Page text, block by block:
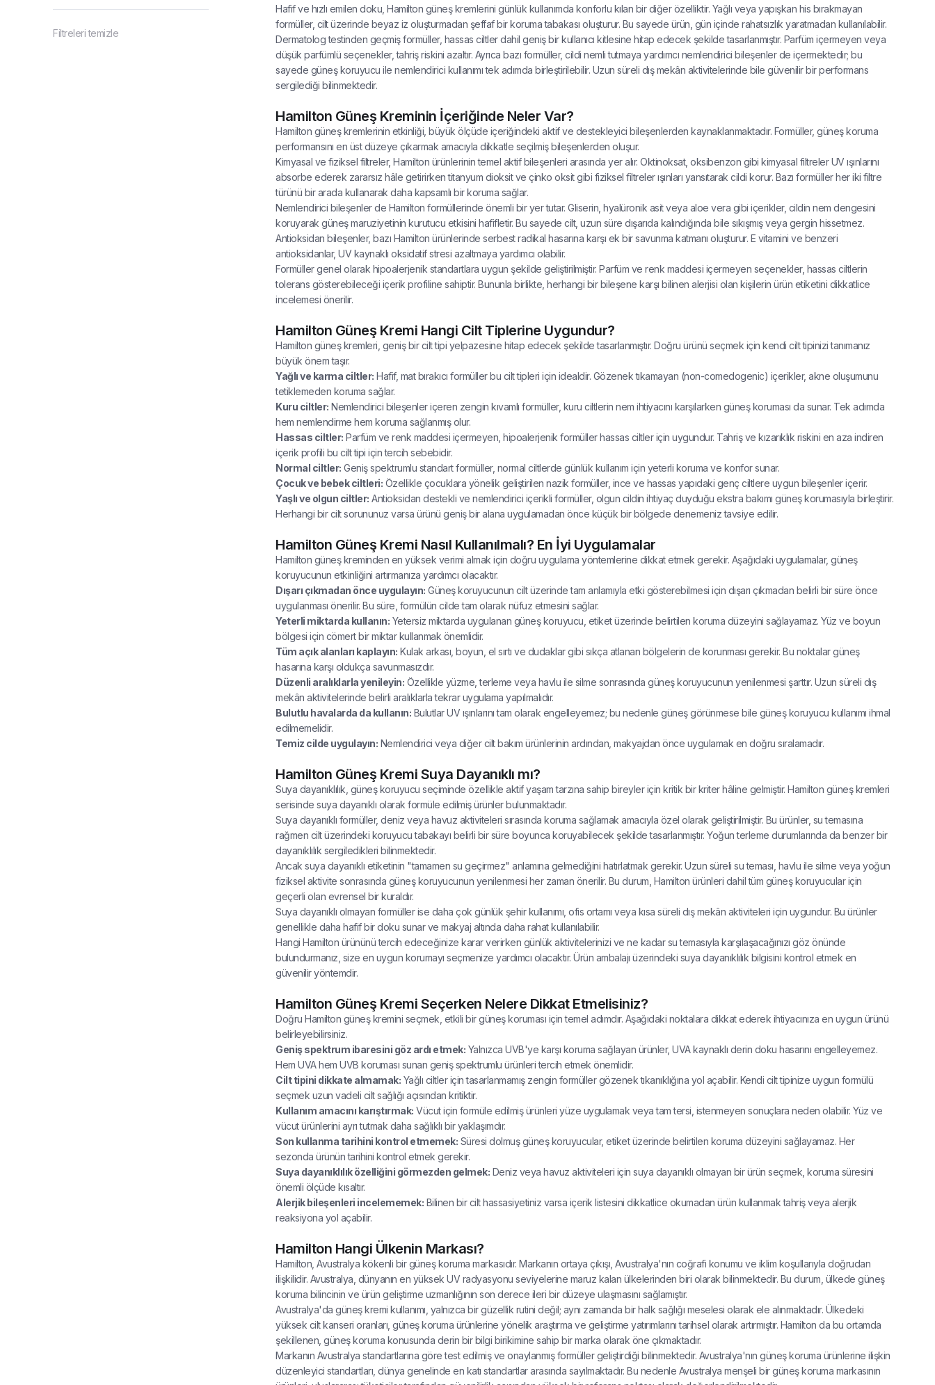
Filtreleri temizle
Hafif ve hızlı emilen doku, Hamilton güneş kremlerini günlük kullanımda konforlu kılan bir diğer özelliktir. Yağlı veya yapışkan his bırakmayan
formüller, cilt üzerinde beyaz iz oluşturmadan şeffaf bir koruma tabakası oluşturur. Bu sayede ürün, gün içinde rahatsızlık yaratmadan kullanılabilir.
Dermatolog testinden geçmiş formüller, hassas ciltler dahil geniş bir kullanıcı kitlesine hitap edecek şekilde tasarlanmıştır. Parfüm içermeyen veya
düşük parfümlü seçenekler, tahriş riskini azaltır. Ayrıca bazı formüller, cildi nemli tutmaya yardımcı nemlendirici bileşenler de içermektedir; bu
sayede güneş koruyucu ile nemlendirici kullanımı tek adımda birleştirilebilir. Uzun süreli dış mekân aktivitelerinde bile güvenilir bir performans
sergilediği bilinmektedir.
Hamilton Güneş Kreminin İçeriğinde Neler Var?
Hamilton güneş kremlerinin etkinliği, büyük ölçüde içeriğindeki aktif ve destekleyici bileşenlerden kaynaklanmaktadır. Formüller, güneş koruma
performansını en üst düzeye çıkarmak amacıyla dikkatle seçilmiş bileşenlerden oluşur.
Kimyasal ve fiziksel filtreler, Hamilton ürünlerinin temel aktif bileşenleri arasında yer alır. Oktinoksat, oksibenzon gibi kimyasal filtreler UV ışınlarını
absorbe ederek zararsız hâle getirirken titanyum dioksit ve çinko oksit gibi fiziksel filtreler ışınları yansıtarak cildi korur. Bazı formüller her iki filtre
türünü bir arada kullanarak daha kapsamlı bir koruma sağlar.
Nemlendirici bileşenler de Hamilton formüllerinde önemli bir yer tutar. Gliserin, hyalüronik asit veya aloe vera gibi içerikler, cildin nem dengesini
koruyarak güneş maruziyetinin kurutucu etkisini hafifletir. Bu sayede cilt, uzun süre dışarıda kalındığında bile sıkışmış veya gergin hissetmez.
Antioksidan bileşenler, bazı Hamilton ürünlerinde serbest radikal hasarına karşı ek bir savunma katmanı oluşturur. E vitamini ve benzeri
antioksidanlar, UV kaynaklı oksidatif stresi azaltmaya yardımcı olabilir.
Formüller genel olarak hipoalerjenik standartlara uygun şekilde geliştirilmiştir. Parfüm ve renk maddesi içermeyen seçenekler, hassas ciltlerin
tolerans gösterebileceği içerik profiline sahiptir. Bununla birlikte, herhangi bir bileşene karşı bilinen alerjisi olan kişilerin ürün etiketini dikkatlice
incelemesi önerilir.
Hamilton Güneş Kremi Hangi Cilt Tiplerine Uygundur?
Hamilton güneş kremleri, geniş bir cilt tipi yelpazesine hitap edecek şekilde tasarlanmıştır. Doğru ürünü seçmek için kendi cilt tipinizi tanımanız
büyük önem taşır.
Yağlı ve karma ciltler: Hafif, mat bırakıcı formüller bu cilt tipleri için idealdir. Gözenek tıkamayan (non-comedogenic) içerikler, akne oluşumunu
tetiklemeden koruma sağlar.
Kuru ciltler: Nemlendirici bileşenler içeren zengin kıvamlı formüller, kuru ciltlerin nem ihtiyacını karşılarken güneş koruması da sunar. Tek adımda
hem nemlendirme hem koruma sağlanmış olur.
Hassas ciltler: Parfüm ve renk maddesi içermeyen, hipoalerjenik formüller hassas ciltler için uygundur. Tahriş ve kızarıklık riskini en aza indiren
içerik profili bu cilt tipi için tercih sebebidir.
Normal ciltler: Geniş spektrumlu standart formüller, normal ciltlerde günlük kullanım için yeterli koruma ve konfor sunar.
Çocuk ve bebek ciltleri: Özellikle çocuklara yönelik geliştirilen nazik formüller, ince ve hassas yapıdaki genç ciltlere uygun bileşenler içerir.
Yaşlı ve olgun ciltler: Antioksidan destekli ve nemlendirici içerikli formüller, olgun cildin ihtiyaç duyduğu ekstra bakımı güneş korumasıyla birleştirir.
Herhangi bir cilt sorununuz varsa ürünü geniş bir alana uygulamadan önce küçük bir bölgede denemeniz tavsiye edilir.
Hamilton Güneş Kremi Nasıl Kullanılmalı? En İyi Uygulamalar
Hamilton güneş kreminden en yüksek verimi almak için doğru uygulama yöntemlerine dikkat etmek gerekir. Aşağıdaki uygulamalar, güneş
koruyucunun etkinliğini artırmanıza yardımcı olacaktır.
Dışarı çıkmadan önce uygulayın: Güneş koruyucunun cilt üzerinde tam anlamıyla etki gösterebilmesi için dışarı çıkmadan belirli bir süre önce
uygulanması önerilir. Bu süre, formülün cilde tam olarak nüfuz etmesini sağlar.
Yeterli miktarda kullanın: Yetersiz miktarda uygulanan güneş koruyucu, etiket üzerinde belirtilen koruma düzeyini sağlayamaz. Yüz ve boyun
bölgesi için cömert bir miktar kullanmak önemlidir.
Tüm açık alanları kaplayın: Kulak arkası, boyun, el sırtı ve dudaklar gibi sıkça atlanan bölgelerin de korunması gerekir. Bu noktalar güneş
hasarına karşı oldukça savunmasızdır.
Düzenli aralıklarla yenileyin: Özellikle yüzme, terleme veya havlu ile silme sonrasında güneş koruyucunun yenilenmesi şarttır. Uzun süreli dış
mekân aktivitelerinde belirli aralıklarla tekrar uygulama yapılmalıdır.
Bulutlu havalarda da kullanın: Bulutlar UV ışınlarını tam olarak engelleyemez; bu nedenle güneş görünmese bile güneş koruyucu kullanımı ihmal
edilmemelidir.
Temiz cilde uygulayın: Nemlendirici veya diğer cilt bakım ürünlerinin ardından, makyajdan önce uygulamak en doğru sıralamadır.
Hamilton Güneş Kremi Suya Dayanıklı mı?
Suya dayanıklılık, güneş koruyucu seçiminde özellikle aktif yaşam tarzına sahip bireyler için kritik bir kriter hâline gelmiştir. Hamilton güneş kremleri
serisinde suya dayanıklı olarak formüle edilmiş ürünler bulunmaktadır.
Suya dayanıklı formüller, deniz veya havuz aktiviteleri sırasında koruma sağlamak amacıyla özel olarak geliştirilmiştir. Bu ürünler, su temasına
rağmen cilt üzerindeki koruyucu tabakayı belirli bir süre boyunca koruyabilecek şekilde tasarlanmıştır. Yoğun terleme durumlarında da benzer bir
dayanıklılık sergiledikleri bilinmektedir.
Ancak suya dayanıklı etiketinin "tamamen su geçirmez" anlamına gelmediğini hatırlatmak gerekir. Uzun süreli su teması, havlu ile silme veya yoğun
fiziksel aktivite sonrasında güneş koruyucunun yenilenmesi her zaman önerilir. Bu durum, Hamilton ürünleri dahil tüm güneş koruyucular için
geçerli olan evrensel bir kuraldır.
Suya dayanıklı olmayan formüller ise daha çok günlük şehir kullanımı, ofis ortamı veya kısa süreli dış mekân aktiviteleri için uygundur. Bu ürünler
genellikle daha hafif bir doku sunar ve makyaj altında daha rahat kullanılabilir.
Hangi Hamilton ürününü tercih edeceğinize karar verirken günlük aktivitelerinizi ve ne kadar su temasıyla karşılaşacağınızı göz önünde
bulundurmanız, size en uygun korumayı seçmenize yardımcı olacaktır. Ürün ambalajı üzerindeki suya dayanıklılık bilgisini kontrol etmek en
güvenilir yöntemdir.
Hamilton Güneş Kremi Seçerken Nelere Dikkat Etmelisiniz?
Doğru Hamilton güneş kremini seçmek, etkili bir güneş koruması için temel adımdır. Aşağıdaki noktalara dikkat ederek ihtiyacınıza en uygun ürünü
belirleyebilirsiniz.
Geniş spektrum ibaresini göz ardı etmek: Yalnızca UVB'ye karşı koruma sağlayan ürünler, UVA kaynaklı derin doku hasarını engelleyemez.
Hem UVA hem UVB koruması sunan geniş spektrumlu ürünleri tercih etmek önemlidir.
Cilt tipini dikkate almamak: Yağlı ciltler için tasarlanmamış zengin formüller gözenek tıkanıklığına yol açabilir. Kendi cilt tipinize uygun formülü
seçmek uzun vadeli cilt sağlığı açısından kritiktir.
Kullanım amacını karıştırmak: Vücut için formüle edilmiş ürünleri yüze uygulamak veya tam tersi, istenmeyen sonuçlara neden olabilir. Yüz ve
vücut ürünlerini ayrı tutmak daha sağlıklı bir yaklaşımdır.
Son kullanma tarihini kontrol etmemek: Süresi dolmuş güneş koruyucular, etiket üzerinde belirtilen koruma düzeyini sağlayamaz. Her
sezonda ürünün tarihini kontrol etmek gerekir.
Suya dayanıklılık özelliğini görmezden gelmek: Deniz veya havuz aktiviteleri için suya dayanıklı olmayan bir ürün seçmek, koruma süresini
önemli ölçüde kısaltır.
Alerjik bileşenleri incelememek: Bilinen bir cilt hassasiyetiniz varsa içerik listesini dikkatlice okumadan ürün kullanmak tahriş veya alerjik
reaksiyona yol açabilir.
Hamilton Hangi Ülkenin Markası?
Hamilton, Avustralya kökenli bir güneş koruma markasıdır. Markanın ortaya çıkışı, Avustralya'nın coğrafi konumu ve iklim koşullarıyla doğrudan
ilişkilidir. Avustralya, dünyanın en yüksek UV radyasyonu seviyelerine maruz kalan ülkelerinden biri olarak bilinmektedir. Bu durum, ülkede güneş
koruma bilincinin ve ürün geliştirme uzmanlığının son derece ileri bir düzeye ulaşmasını sağlamıştır.
Avustralya'da güneş kremi kullanımı, yalnızca bir güzellik rutini değil; aynı zamanda bir halk sağlığı meselesi olarak ele alınmaktadır. Ülkedeki
yüksek cilt kanseri oranları, güneş koruma ürünlerine yönelik araştırma ve geliştirme yatırımlarını tarihsel olarak artırmıştır. Hamilton da bu ortamda
şekillenen, güneş koruma konusunda derin bir bilgi birikimine sahip bir marka olarak öne çıkmaktadır.
Markanın Avustralya standartlarına göre test edilmiş ve onaylanmış formüller geliştirdiği bilinmektedir. Avustralya'nın güneş koruma ürünlerine ilişkin
düzenleyici standartları, dünya genelinde en katı standartlar arasında sayılmaktadır. Bu nedenle Avustralya menşeli bir güneş koruma markasının